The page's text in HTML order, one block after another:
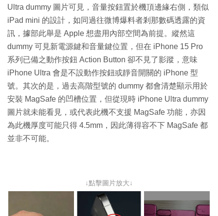
Ultra dummy 圖片可見，音量按鈕置於機頂邊緣右側，類似
iPad mini 的設計，如同過往微博爆料者剎那數碼透露的資
訊，據部此舉是 Apple 想盡用內部空間為前提。縱然這
dummy 可見新電源鍵和音量鍵位置，但在 iPhone 15 Pro
系列已備之動作按鈕 Action Button 卻不見了影蹤，意味
iPhone Ultra 會是不設動作按鈕或靜音開關的 iPhone 型
號。其次的是，過去高階型號的 dummy 都會清楚顯示用於
安裝 MagSafe 的凹槽位置，但從現時 iPhone Ultra dummy
圖片就未能看見，或代表此機不支援 MagSafe 功能，亦因
為此機厚度可能只得 4.5mm，因此薄得容不下 MagSafe 都
並非不可能。
↓點擊圖片放大↓